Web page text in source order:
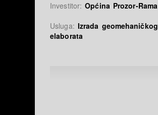
Investitor:Općina Prozor-Rama
Usluga: Izrada geomehaničkog
elaborata